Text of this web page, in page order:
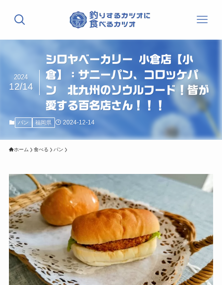
シロヤベーカリー 小倉店【小
倉】：サニーパン、コロッケパ
ン 北九州のソウルフード！皆が
愛する百名店さん！！！
2024
12/14
パン 福岡県 2024-12-14
ホーム 食べる パン